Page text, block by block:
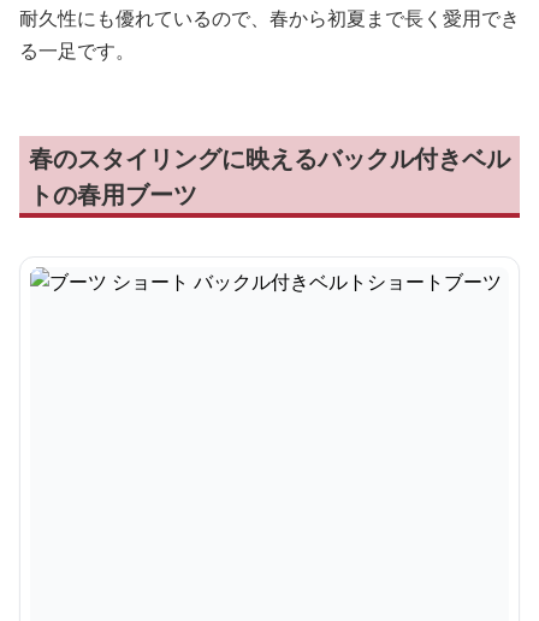
耐久性にも優れているので、春から初夏まで長く愛用でき
る一足です。
春のスタイリングに映えるバックル付きベル
トの春用ブーツ